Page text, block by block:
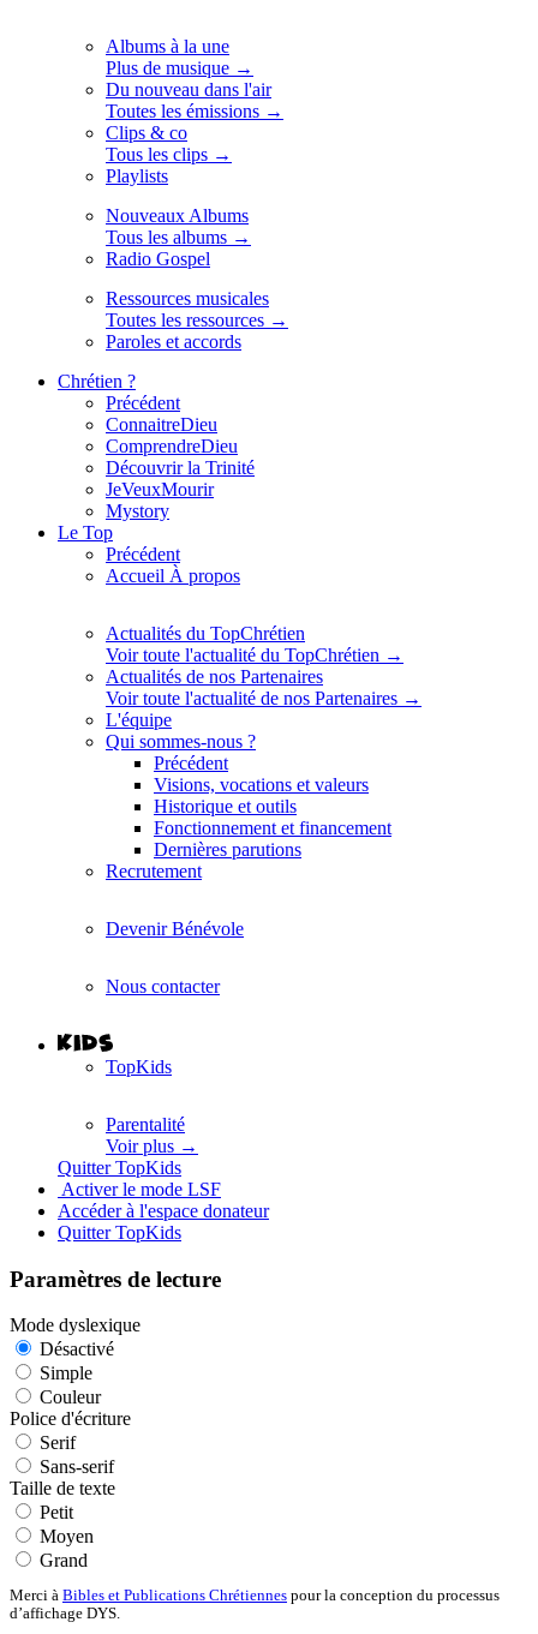
Albums à la une
Plus de musique →
Du nouveau dans l'air
Toutes les émissions →
Clips & co
Tous les clips →
Playlists
Nouveaux Albums
Tous les albums →
Radio Gospel
Ressources musicales
Toutes les ressources →
Paroles et accords
Chrétien ?
Précédent
ConnaitreDieu
ComprendreDieu
Découvrir la Trinité
JeVeuxMourir
Mystory
Le Top
Précédent
Accueil À propos
Actualités du TopChrétien
Voir toute l'actualité du TopChrétien →
Actualités de nos Partenaires
Voir toute l'actualité de nos Partenaires →
L'équipe
Qui sommes-nous ?
Précédent
Visions, vocations et valeurs
Historique et outils
Fonctionnement et financement
Dernières parutions
Recrutement
Devenir Bénévole
Nous contacter
TopKids
Parentalité
Voir plus →
Quitter TopKids
Activer le mode LSF
Accéder à l'espace donateur
Quitter TopKids
Paramètres de lecture
Mode dyslexique
Désactivé
Simple
Couleur
Police d'écriture
Serif
Sans-serif
Taille de texte
Petit
Moyen
Grand
Merci à Bibles et Publications Chrétiennes pour la conception du processus
d’affichage DYS.